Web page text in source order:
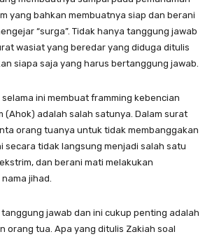
yang bahkan membuatnya siap dan berani
“surga”. Tidak hanya tanggung jawab
wasiat yang beredar yang diduga ditulis
siapa saja yang harus bertanggung jawab.
ini membuat framming kebencian
(Ahok) adalah salah satunya. Dalam surat
orang tuanya untuk tidak membanggakan
secara tidak langsung menjadi salah satu
dan berani mati melakukan
jihad.
tanggung jawab dan ini cukup penting adalah
orang tua. Apa yang ditulis Zakiah soal